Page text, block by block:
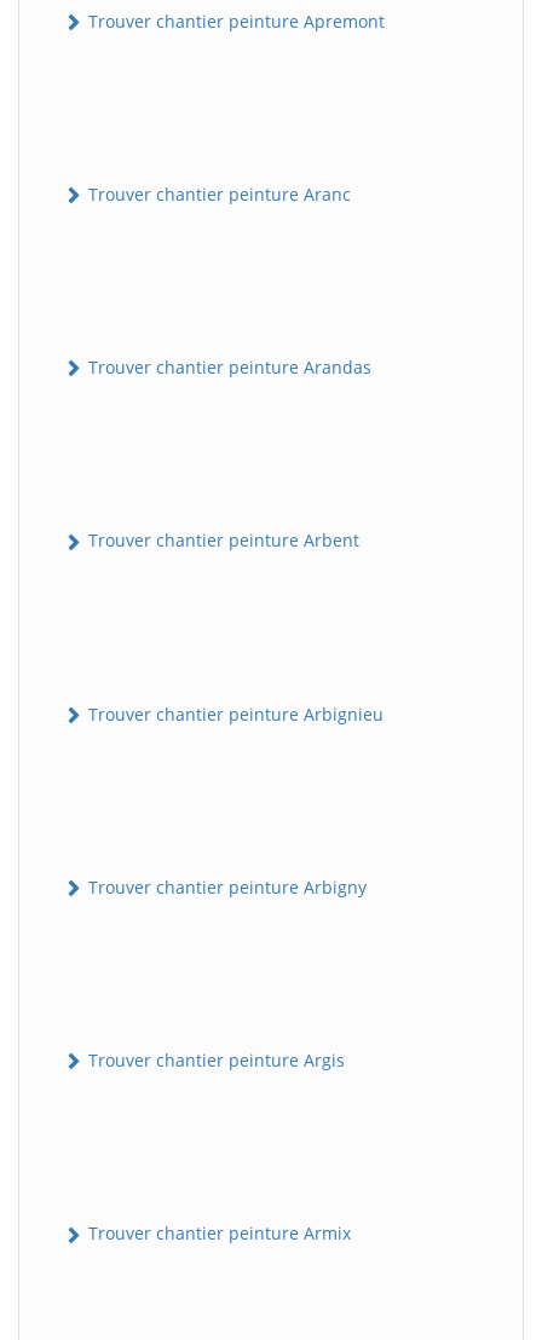
Trouver chantier peinture Apremont
Trouver chantier peinture Aranc
Trouver chantier peinture Arandas
Trouver chantier peinture Arbent
Trouver chantier peinture Arbignieu
Trouver chantier peinture Arbigny
Trouver chantier peinture Argis
Trouver chantier peinture Armix